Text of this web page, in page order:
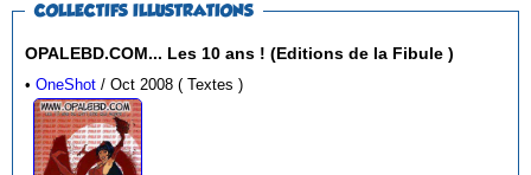
COLLECTIFS ILLUSTRATIONS
OPALEBD.COM... Les 10 ans ! (Editions de la Fibule )
•OneShot / Oct 2008 ( Textes )